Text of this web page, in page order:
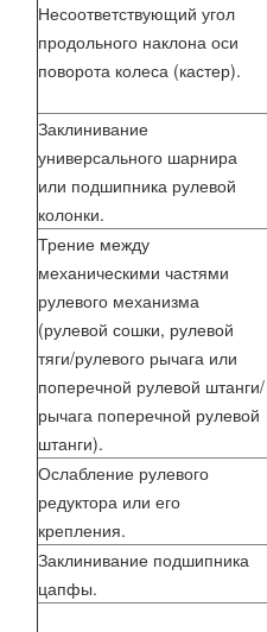
Несоответствующий угол
продольного наклона оси
поворота колеса (кастер).
Заклинивание
универсального шарнира
или подшипника рулевой
колонки.
Трение между
механическими частями
рулевого механизма
(рулевой сошки, рулевой
тяги/рулевого рычага или
поперечной рулевой штанги/
рычага поперечной рулевой
штанги).
Ослабление рулевого
редуктора или его
крепления.
Заклинивание подшипника
цапфы.